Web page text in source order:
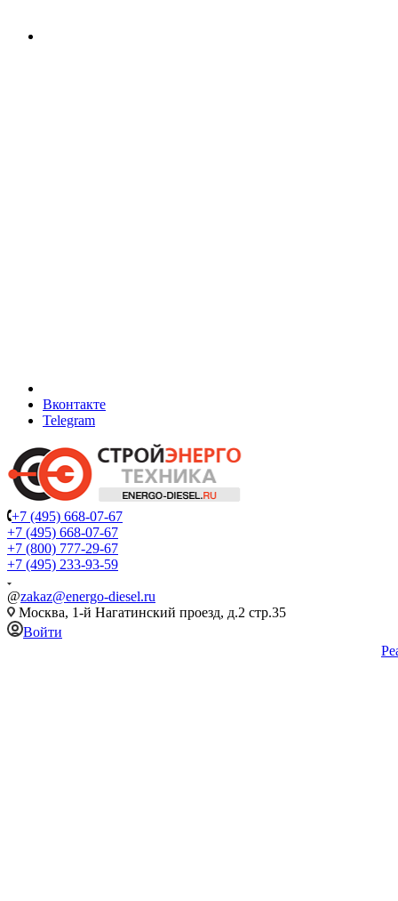
Вконтакте
Telegram
+7 (495) 668-07-67
+7 (495) 668-07-67
+7 (800) 777-29-67
+7 (495) 233-93-59
@zakaz@energo-diesel.ru
Москва, 1-й Нагатинский проезд, д.2 стр.35
Войти